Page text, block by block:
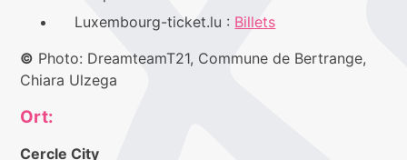
Luxembourg-ticket.lu : Billets
© Photo: DreamteamT21, Commune de Bertrange,
Chiara Ulzega
Ort:
Cercle City